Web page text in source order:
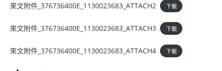
來文附件_376736400E_1130023683_ATTACH2 下載
來文附件_376736400E_1130023683_ATTACH3 下載
來文附件_376736400E_1130023683_ATTACH4 下載